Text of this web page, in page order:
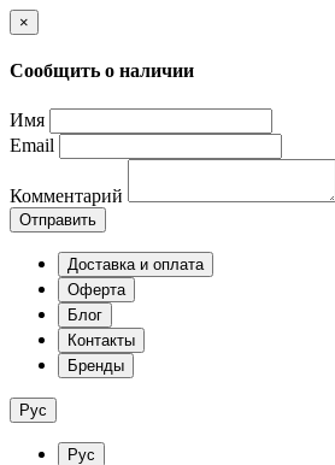
×
Сообщить о наличии
Имя
Email
Комментарий
Отправить
Доставка и оплата
Оферта
Блог
Контакты
Бренды
Рус
Рус